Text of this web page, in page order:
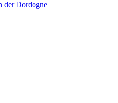
der Dordogne